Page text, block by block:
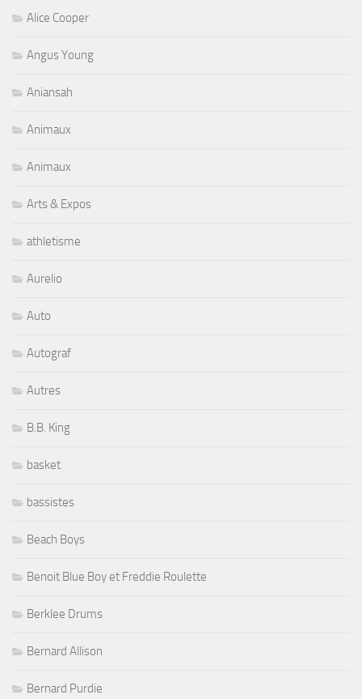
Alice Cooper
Angus Young
Aniansah
Animaux
Animaux
Arts & Expos
athletisme
Aurelio
Auto
Autograf
Autres
B.B. King
basket
bassistes
Beach Boys
Benoit Blue Boy et Freddie Roulette
Berklee Drums
Bernard Allison
Bernard Purdie